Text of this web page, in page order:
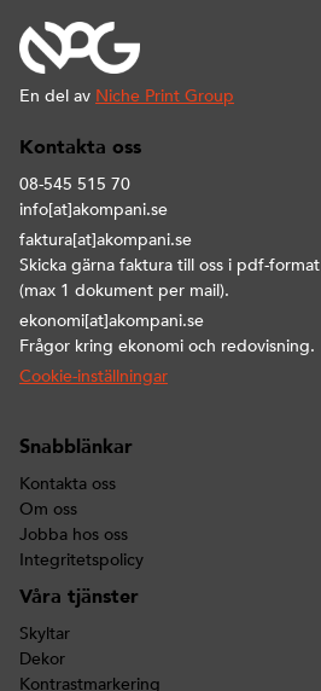
En del av Niche Print Group
Kontakta oss
08-545 515 70
info[at]akompani.se
faktura[at]akompani.se
Skicka gärna faktura till oss i pdf-format
(max 1 dokument per mail).
ekonomi[at]akompani.se
Frågor kring ekonomi och redovisning.
Cookie-inställningar
Snabblänkar
Kontakta oss
Om oss
Jobba hos oss
Integritetspolicy
Våra tjänster
Skyltar
Dekor
Kontrastmarkering